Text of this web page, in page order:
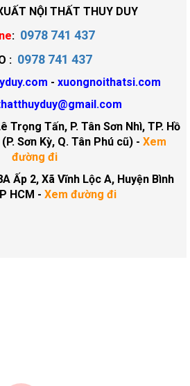
NỘI THẤT THUY DUY
: 0978 741 437
: 0978 741 437
- xuongnoithatsi.com
Trọng Tấn, P. Tân Sơn Nhì, TP. Hồ
Sơn Kỳ, Q. Tân Phú cũ) - Xem
đường đi
Ấp 2, Xã Vĩnh Lộc A, Huyện Bình
HCM - Xem đường đi